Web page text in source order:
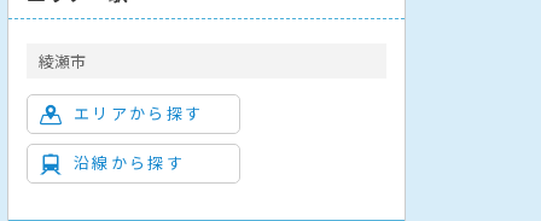
綾瀬市
エリアから探す
沿線から探す